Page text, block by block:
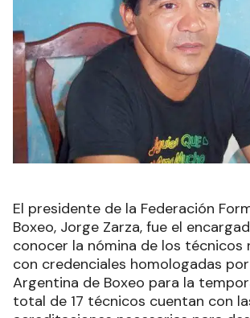
El presidente de la Federación
Boxeo, Jorge Zarza, fue el
conocer la nómina de los técnicos
con credenciales homologadas
Argentina de Boxeo para la
total de 17 técnicos cuentan con